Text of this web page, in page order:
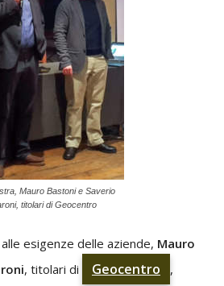
Mauro Bastoni e Saverio
titolari di Geocentro
esigenze delle aziende, Mauro
, titolari di Geocentro
,